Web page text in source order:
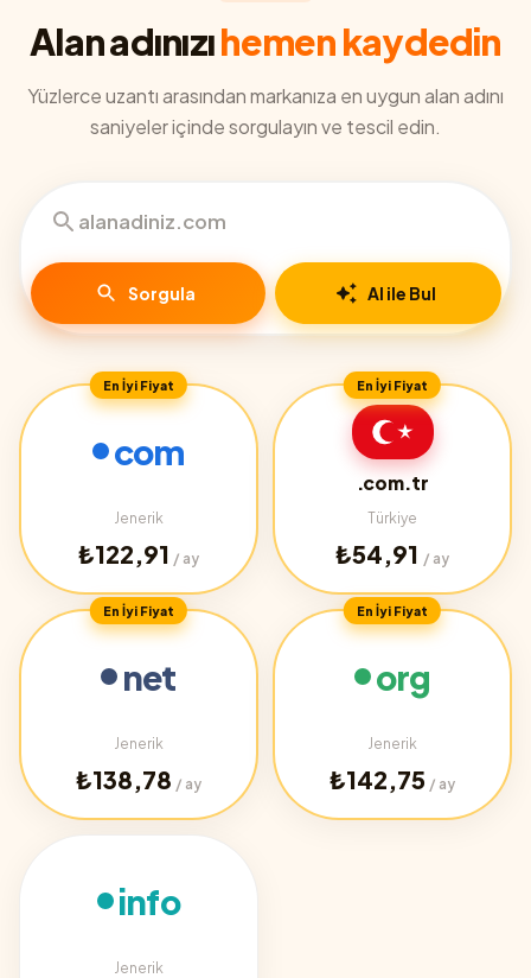
Alan adınızıhemen kaydedin
Yüzlerce uzantı arasından markanıza en uygun alan adını
saniyeler içinde sorgulayın ve tescil edin.
Sorgula AI ile Bul
En İyi Fiyat
com
Jenerik
₺122,91 / ay
En İyi Fiyat
.com.tr
Türkiye
₺54,91 / ay
En İyi Fiyat
net
Jenerik
₺138,78 / ay
En İyi Fiyat
org
Jenerik
₺142,75 / ay
info
Jenerik